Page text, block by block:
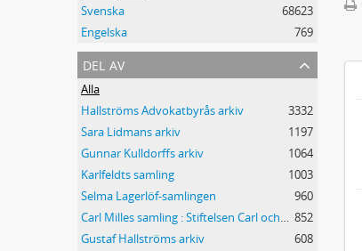
Svenska
68623
Engelska
769
del av
Alla
Hallströms Advokatbyrås arkiv
3332
Sara Lidmans arkiv
1197
Gunnar Kulldorffs arkiv
1064
Karlfeldts samling
1003
Selma Lagerlöf-samlingen
960
Carl Milles samling : Stiftelsen Carl och Olga Milles Lidingöhem 852
Gustaf Hallströms arkiv
608